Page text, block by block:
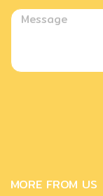
MORE FROM US